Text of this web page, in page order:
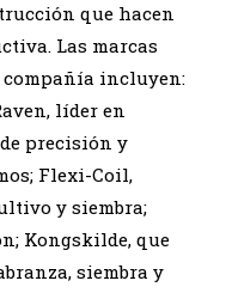
que hacen
Las marcas
compañía incluyen:
líder en
precisión y
Flexi-Coil,
y siembra;
Kongskilde, que
siembra y